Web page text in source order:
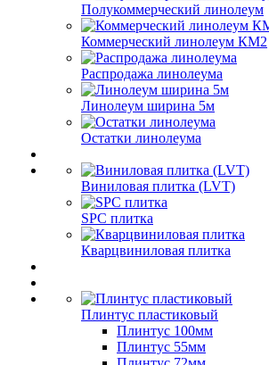
Полукоммерческий линолеум
Коммерческий линолеум КМ2
Распродажа линолеума
Линолеум ширина 5м
Остатки линолеума
Виниловая плитка (LVT)
SPC плитка
Кварцвиниловая плитка
Плинтус пластиковый
Плинтус 100мм
Плинтус 55мм